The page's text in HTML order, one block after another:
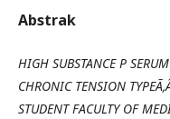
Abstrak
HIGH SUBSTANCE P
CHRONIC TENSION
STUDENT FACULTY OF